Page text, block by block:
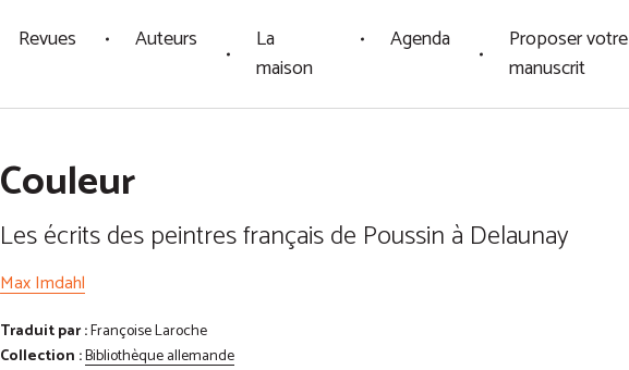
Revues Auteurs
La
maison
Agenda
Proposer votre
manuscrit
Couleur
Les écrits des peintres français de Poussin à Delaunay
Max Imdahl
Traduit par :Françoise Laroche
Collection :Bibliothèque allemande